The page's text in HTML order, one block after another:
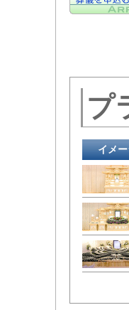
プ
イメ